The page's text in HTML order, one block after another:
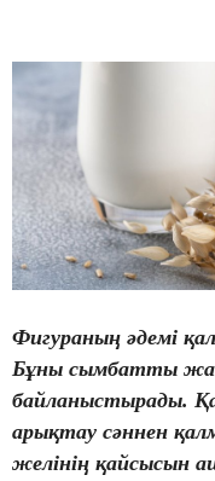
Фигураның әдемі
Бұны сымбатты
байланыстырады.
арықтау сәннен
желінің қайсысын